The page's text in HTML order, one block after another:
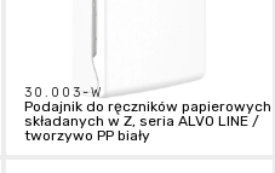
30.003-W
Podajnik do ręczników papierowych
składanych w Z, seria ALVO LINE /
tworzywo PP biały